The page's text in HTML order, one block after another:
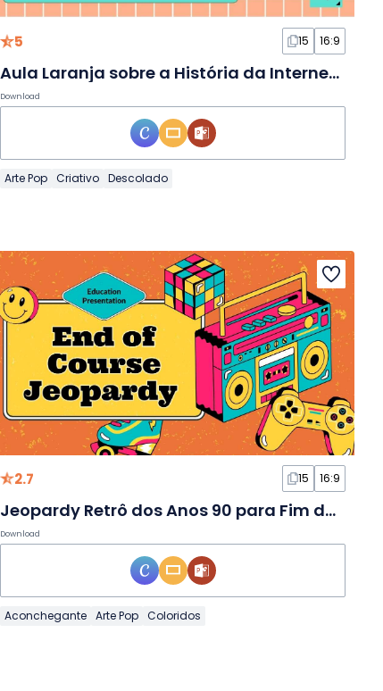
5 15 16:9
Aula Laranja sobre a História da Internet em Slides
Download
Arte Pop Criativo Descolado
2.7 15 16:9
Jeopardy Retrô dos Anos 90 para Fim de Curso: Jogo em Slides
Download
Aconchegante Arte Pop Coloridos